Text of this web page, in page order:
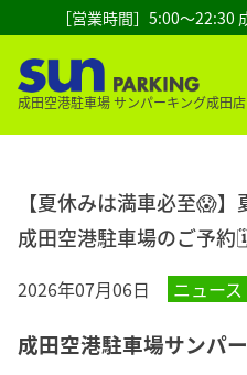
成田空港駐車場 サンパーキング成田店
［営業時間］5:00～22:30
【夏休みは満車必至😱
成田空港駐車場のご予
2026年07月06日 ニュース
成田空港駐車場サンパー